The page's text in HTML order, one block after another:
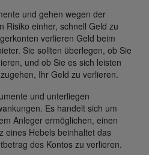
und gehen wegen der
Risiko einher, schnell Geld zu
verlieren Geld beim
Sie sollten überlegen, ob Sie
und ob Sie es sich leisten
Ihr Geld zu verlieren.
und unterliegen
Es handelt sich um
Anleger ermöglichen, einen
eines Hebels beinhaltet das
des Kontos zu verlieren.